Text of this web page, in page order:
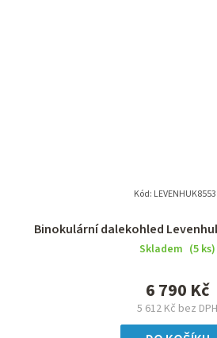
Binokulární dalekohled
Skladem (5 ks)
5 612 Kč bez DPH
6 790 Kč
Kód: